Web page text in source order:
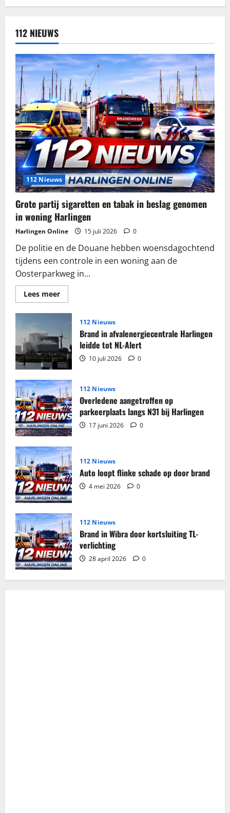
112 NIEUWS
112 Nieuws
Grote partij sigaretten en tabak in beslag genomen
in woning Harlingen
Harlingen Online 15 juli 2026 0
De politie en de Douane hebben woensdagochtend
tijdens een controle in een woning aan de
Oosterparkweg in...
Lees meerLees
meer
Grote
sigaretten
en
tabak
in
beslag
genomen
in
woning
Harlingen
112 Nieuws
Brand in afvalenergiecentrale Harlingen
leidde tot NL-Alert
10 juli 2026 0
112 Nieuws
Overledene aangetroffen op
parkeerplaats langs N31 bij Harlingen
17 juni 2026 0
112 Nieuws
Auto loopt flinke schade op door brand
4 mei 2026 0
112 Nieuws
Brand in Wibra door kortsluiting TL-
verlichting
28 april 2026 0